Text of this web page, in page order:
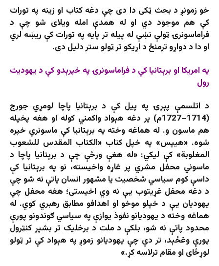
خو زمونږ د بحث ټکی دا دی چې دغه کتاب او زينه په تورات
کې هم موجود دي او له همدې امله ويلای شو چې د
فراماسونرۍ ټولې نښې له پيله تر پايه په تورات کې ريښه لري
او دا د دواړو ترمنځ د اړیکو تر ټولو ستر دليل دی.
په امریکا او برېتانيا کې د فراماسونرۍ په خپرېدو کې د يهوديت
رول
د اتلسمې پېړۍ په پيل کې د برېتانيا پاچا لومړي جورج
(1714–1727م) پر دغه هېواد واکمني کوله او هغه پخپله
هم ماسون و. له هماغه وخته په برېتانيا کې ماسونري خپره
شوه. «هیپس» په خپل کتاب «الکتاب المقدس للشعوب
المغلوبة» کې ليکي: «له هغې ورځې چې د برېتانيا پاچا د
ماسوني محفل مشري پر غاړه واخيسته، نو په برېتانيا کې
داسې کوم سياسي شخصيت يا مشهور انسان پاتې نه شو چې
د دغه محفل غړيتوب یې نه وي اخيستی؛ هغه محفل چې
يهوديان یې د خپلو موخو او اهدافو مطابق رهبري کوي. له
هماغه وخته د يهوديانو نفوذ يوازې په سياسي ګوندونو پورې
محدود پاتې نه شو، بلکې د ملت د برخليک تر بشپړ کنټرول
پورې وغځېد، تر دې چې يهوديانو زموږ په هېواد کې تر ټولو
لوړځای او مقام ترلاسه کړ.»